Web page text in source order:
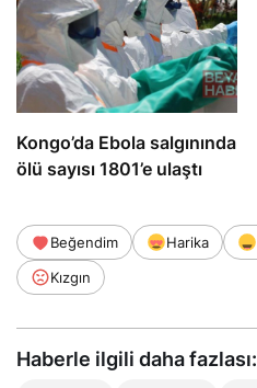
Kongo’da Ebola salgınında
ölü sayısı 1801’e ulaştı
Beğendim Harika
Kızgın
Haberle ilgili daha fazlası: